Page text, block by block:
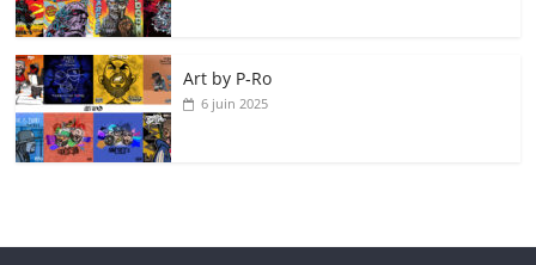
Art by P‑Ro
6 juin 2025